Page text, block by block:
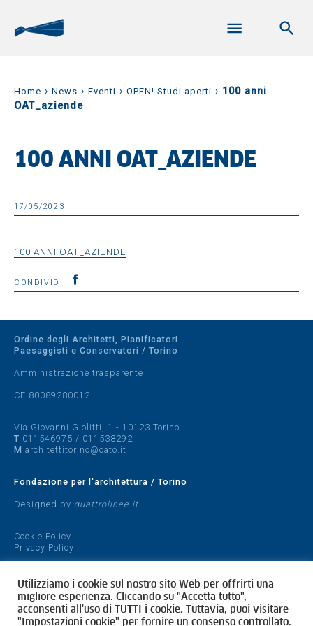
Home › News › Eventi › OPEN! Studi aperti › 100 anni
OAT_aziende
100 ANNI OAT_AZIENDE
17/05/2023
100 ANNI OAT_AZIENDE
CONDIVIDI
Ordine degli Architetti, Pianificatori
Paesaggisti e Conservatori / Torino
Amministrazione trasparente
CF 80089280012
Via Giovanni Giolitti, 1 - 10123 Torino
T 011546975 / 011538292
M architettitorino@oato.it
Fondazione per l'architettura / Torino
Designed by quattrolinee.it
Cookie Policy
Privacy Policy
Utilizziamo i cookie sul nostro sito Web per offrirti una
migliore esperienza. Cliccando su "Accetta tutto",
acconsenti all'uso di TUTTI i cookie. Tuttavia, puoi visitare
"Impostazioni cookie" per fornire un consenso controllato.